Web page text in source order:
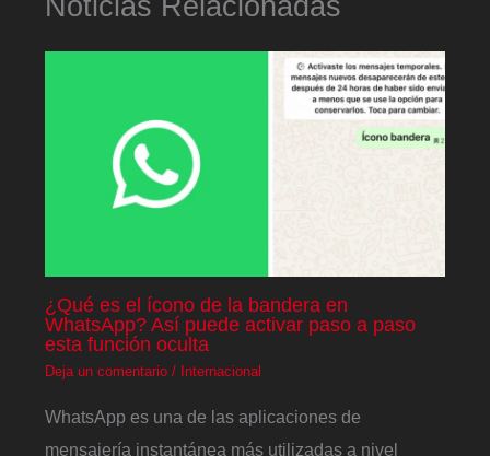
¿Qué es el ícono de la bandera en
WhatsApp? Así puede activar paso a paso
esta función oculta
Deja un comentario / Internacional
WhatsApp es una de las aplicaciones de
mensajería instantánea más utilizadas a nivel